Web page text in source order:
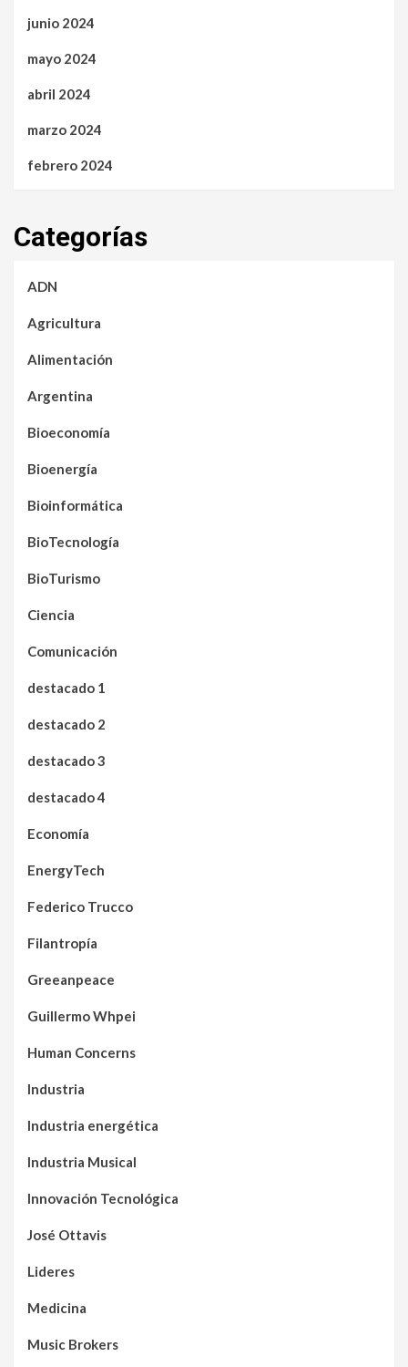
junio 2024
mayo 2024
abril 2024
marzo 2024
febrero 2024
Categorías
ADN
Agricultura
Alimentación
Argentina
Bioeconomía
Bioenergía
Bioinformática
BioTecnología
BioTurismo
Ciencia
Comunicación
destacado 1
destacado 2
destacado 3
destacado 4
Economía
EnergyTech
Federico Trucco
Filantropía
Greeanpeace
Guillermo Whpei
Human Concerns
Industria
Industria energética
Industria Musical
Innovación Tecnológica
José Ottavis
Lideres
Medicina
Music Brokers